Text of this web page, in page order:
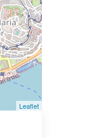
Leaflet